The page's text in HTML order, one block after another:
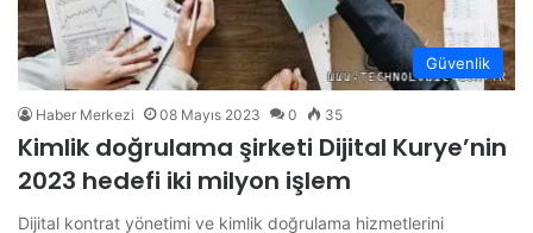
Güvenlik
Haber Merkezi 08 Mayıs 2023 0 35
Kimlik doğrulama şirketi Dijital Kurye’nin
2023 hedefi iki milyon işlem
Dijital kontrat yönetimi ve kimlik doğrulama hizmetlerini